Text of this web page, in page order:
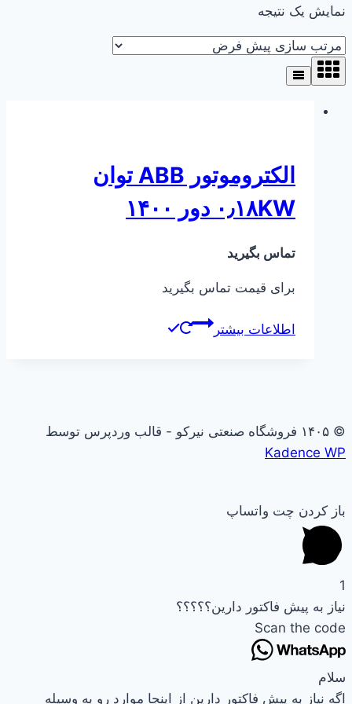
نمایش یک نتیجه
الکتروموتور ABB توان
۰٫۱۸KW دور ۱۴۰۰
تماس بگیرید
برای قیمت تماس بگیرید
اطلاعات بیشتر
© ۱۴۰۵ فروشگاه صنعتی نیرکو - قالب وردپرس توسط
Kadence WP
باز کردن چت واتساپ
1
نیاز به پیش فاکتور دارین؟؟؟؟؟
Scan the code
سلام
اگه نیاز به پیش فاکتور دارین از اینجا موارد رو به وسیله